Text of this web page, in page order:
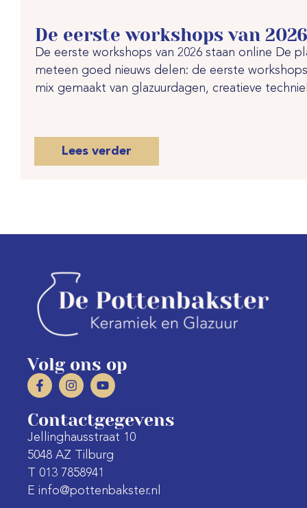
De eerste workshops van
De eerste workshops van 2026 staan online De
meteen goed nieuws delen: de eerste
mix gemaakt van glazuurdagen, creatieve
Lees verder
Volg ons op
Contactgegevens
Jellinghausstraat 10
5048 AZ Tilburg
T 013 7858941
E info@pottenbakster.nl